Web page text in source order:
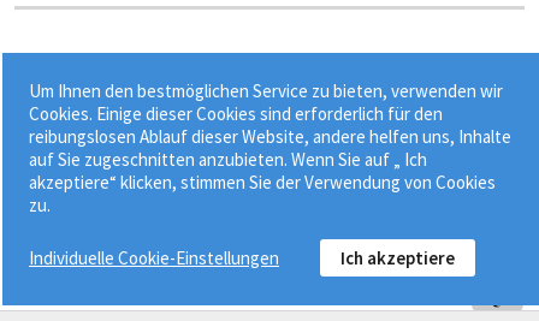
Stichworte:
Baugesetzbuch (BauBG)•Baulandmobilisierung•DIN 277
Dörfliche Wohngebiete•Gebäude
Um Ihnen den bestmöglichen Service zu bieten, verwenden wir
Cookies. Einige dieser Cookies sind erforderlich für den
reibungslosen Ablauf dieser Website, andere helfen uns, Inhalte
auf Sie zugeschnitten anzubieten. Wenn Sie auf „ Ich
akzeptiere“ klicken, stimmen Sie der Verwendung von Cookies
zu.
Individuelle Cookie-Einstellungen Ich akzeptiere